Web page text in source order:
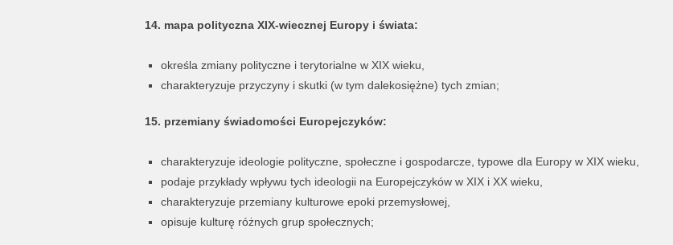
14. mapa polityczna XIX-wiecznej Europy i świata:
określa zmiany polityczne i terytorialne w XIX wieku,
charakteryzuje przyczyny i skutki (w tym dalekosiężne) tych zmian;
15. przemiany świadomości Europejczyków:
charakteryzuje ideologie polityczne, społeczne i gospodarcze, typowe dla Europy w XIX wieku,
podaje przykłady wpływu tych ideologii na Europejczyków w XIX i XX wieku,
charakteryzuje przemiany kulturowe epoki przemysłowej,
opisuje kulturę różnych grup społecznych;